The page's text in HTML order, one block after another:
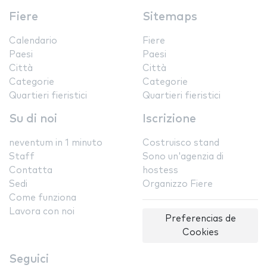
Fiere
Calendario
Paesi
Città
Categorie
Quartieri fieristici
Sitemaps
Fiere
Paesi
Città
Categorie
Quartieri fieristici
Su di noi
neventum in 1 minuto
Staff
Contatta
Sedi
Come funziona
Lavora con noi
Iscrizione
Costruisco stand
Sono un'agenzia di
hostess
Organizzo Fiere
Preferencias de
Cookies
Seguici